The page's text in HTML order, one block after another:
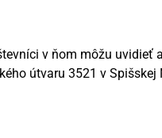
v ňom môžu uvidieť
útvaru 3521 v Spišskej